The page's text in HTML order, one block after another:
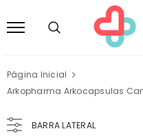
Página Inicial
Arkopharma Arkocapsulas
BARRA LATERAL